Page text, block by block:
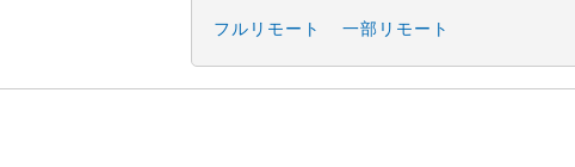
フルリモート
一部リモート